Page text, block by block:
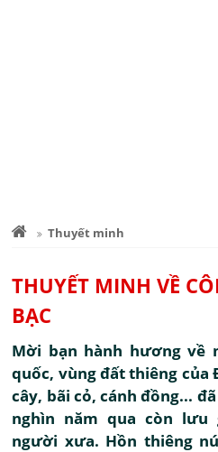
Thuyết minh
THUYẾT MINH VỀ
BẠC
Mời bạn hành hương về
quốc, vùng đất thiêng của
cây, bãi cỏ, cánh đồng...
nghìn năm qua còn
người xưa. Hồn thiêng